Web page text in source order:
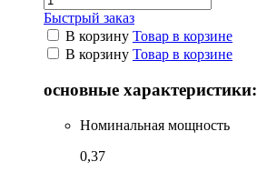
Быстрый заказ
В корзину Товар в корзине
В корзину Товар в корзине
основные характеристики:
Номинальная мощность
0,37